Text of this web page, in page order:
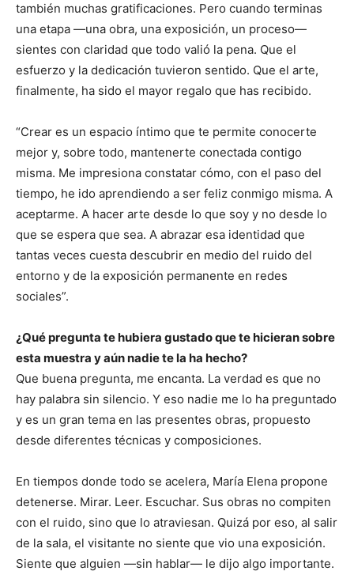
también muchas gratificaciones. Pero cuando terminas
una etapa —una obra, una exposición, un proceso—
sientes con claridad que todo valió la pena. Que el
esfuerzo y la dedicación tuvieron sentido. Que el arte,
finalmente, ha sido el mayor regalo que has recibido.
“Crear es un espacio íntimo que te permite conocerte
mejor y, sobre todo, mantenerte conectada contigo
misma. Me impresiona constatar cómo, con el paso del
tiempo, he ido aprendiendo a ser feliz conmigo misma. A
aceptarme. A hacer arte desde lo que soy y no desde lo
que se espera que sea. A abrazar esa identidad que
tantas veces cuesta descubrir en medio del ruido del
entorno y de la exposición permanente en redes
sociales”.
¿Qué pregunta te hubiera gustado que te hicieran sobre
esta muestra y aún nadie te la ha hecho?
Que buena pregunta, me encanta. La verdad es que no
hay palabra sin silencio. Y eso nadie me lo ha preguntado
y es un gran tema en las presentes obras, propuesto
desde diferentes técnicas y composiciones.
En tiempos donde todo se acelera, María Elena propone
detenerse. Mirar. Leer. Escuchar. Sus obras no compiten
con el ruido, sino que lo atraviesan. Quizá por eso, al salir
de la sala, el visitante no siente que vio una exposición.
Siente que alguien —sin hablar— le dijo algo importante.